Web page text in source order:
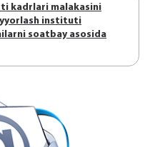
kаdrlаri mаlаkаsini
instituti
sоаtbаy аsоsidа